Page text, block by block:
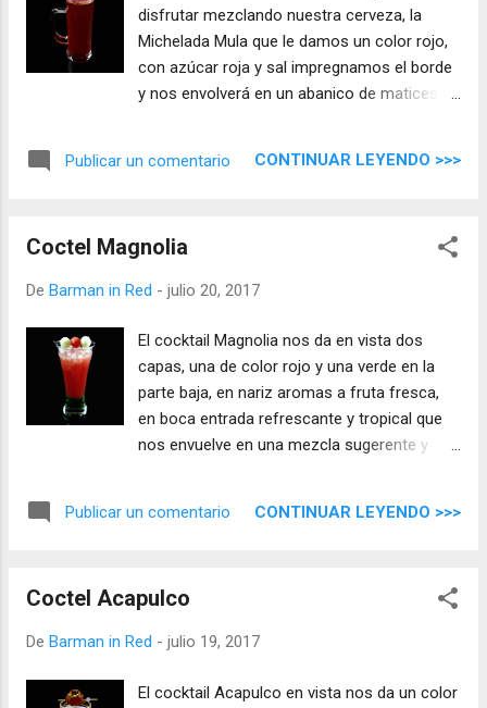
disfrutar mezclando nuestra cerveza, la
Michelada Mula que le damos un color rojo,
con azúcar roja y sal impregnamos el borde
y nos envolverá en un abanico de matices
Publicar un comentario CONTINUAR LEYENDO >>>
Coctel Magnolia
De Barman in Red - julio 20, 2017
El cocktail Magnolia nos da en vista dos
capas, una de color rojo y una verde en la
parte baja, en nariz aromas a fruta fresca,
en boca entrada refrescante y tropical que
nos envuelve en una mezcla sugerente y
alcohol se sientan de una forma suave.
Publicar un comentario CONTINUAR LEYENDO >>>
Coctel Acapulco
De Barman in Red - julio 19, 2017
El cocktail Acapulco en vista nos da un color